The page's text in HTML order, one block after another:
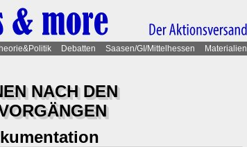
Debatten Saasen/GI/Mittelhessen Materialien
NACH DEN